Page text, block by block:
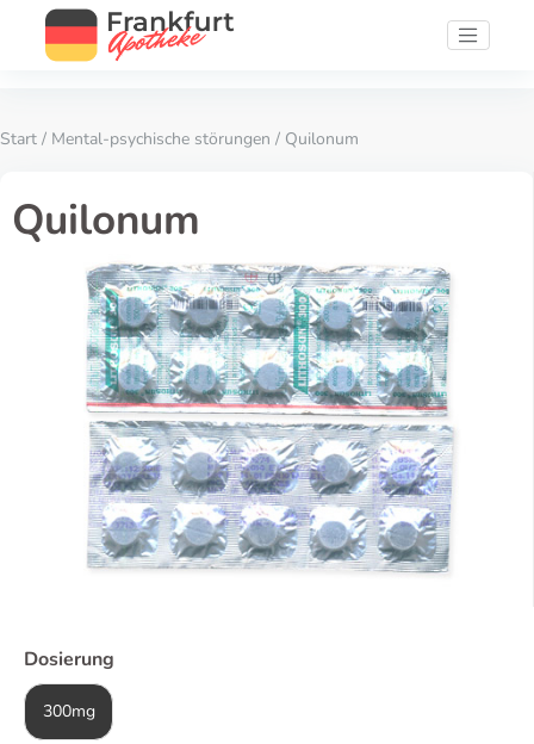
Start / Mental-psychische störungen / Quilonum
Quilonum
Dosierung
300mg